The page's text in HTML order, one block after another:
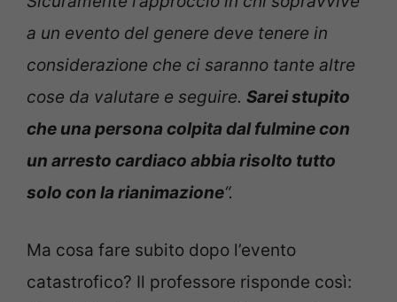
a un evento del genere deve tenere in
considerazione che ci saranno tante altre
cose da valutare e seguire. Sarei stupito
che una persona colpita dal fulmine con
un arresto cardiaco abbia risolto tutto
solo con la rianimazione“.
Ma cosa fare subito dopo l’evento
catastrofico? Il professore risponde così: